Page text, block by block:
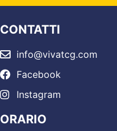
CONTATTI
info@vivatcg.com
Facebook
Instagram
ORARIO